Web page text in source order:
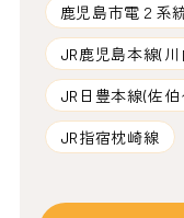
鹿児島市電２系
JR鹿児島本線(
JR日豊本線(佐
JR指宿枕崎線